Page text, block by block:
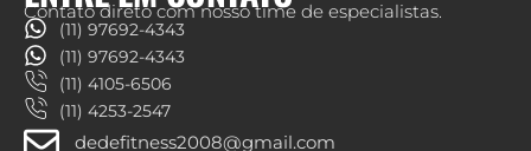
Contato direto com nosso time de especialistas.
(11) 97692-4343
(11) 97692-4343
(11) 4105-6506
(11) 4253-2547
dedefitness2008@gmail.com